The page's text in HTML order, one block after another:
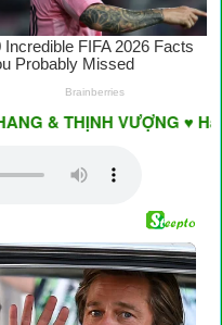
& THỊNH VƯỢNG ♥ Have